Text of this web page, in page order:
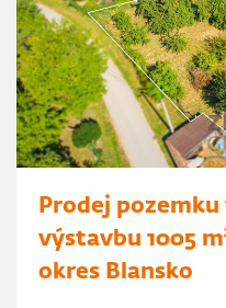
Prodej
výstavbu 1005
okres Blansko